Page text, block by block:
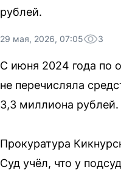
рублей.
29 мая, 2026, 07:05 3
С июня 2024 года по
не перечисляла
3,3 миллиона рублей.
Прокуратура
Суд учёл, что у